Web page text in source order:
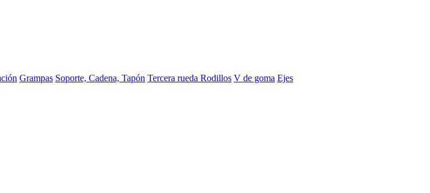
Grampas Soporte, Cadena, Tapón Tercera rueda Rodillos V de goma Ejes